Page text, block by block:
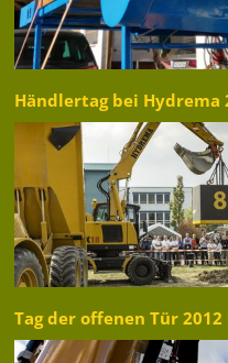
Händlertag bei Hydrema
Tag der offenen Tür 2012